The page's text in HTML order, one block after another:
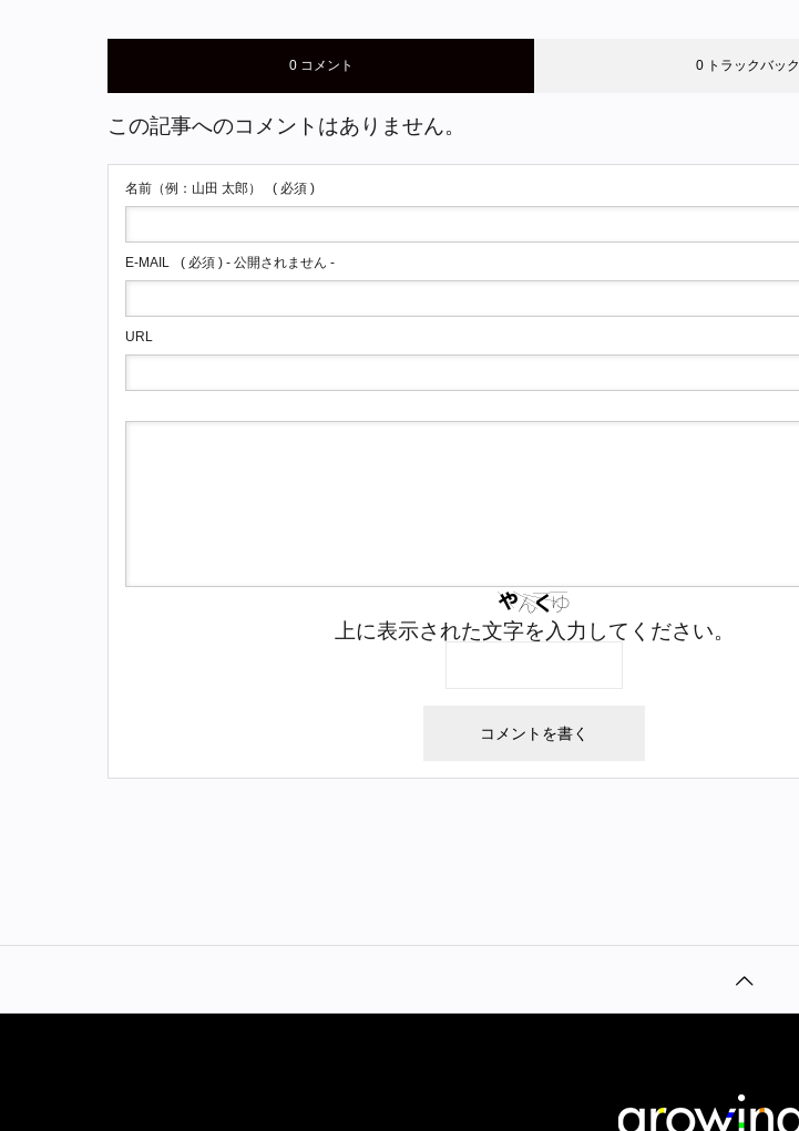
0 コメント 0 トラックバック
この記事へのコメントはありません。
名前（例：山田 太郎） ( 必須 )
E-MAIL ( 必須 ) - 公開されません -
URL
上に表示された文字を入力してください。